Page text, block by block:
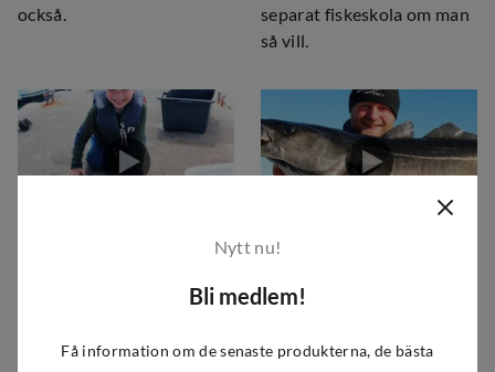
också.
separat fiskeskola om man
så vill.
Ivar Askevold tar med sig
Stor Sej på grunt
Endre Hopland har tagit
Nytt nu!
Bli medlem!
Få information om de senaste produkterna, de bästa